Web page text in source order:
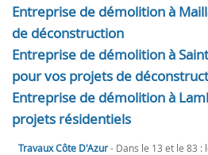
Entreprise de démolition à
de déconstruction
Entreprise de démolition à
pour vos projets de
Entreprise de démolition à
projets résidentiels
Travaux Côte D'Azur- Dans le 13 et le 83 :